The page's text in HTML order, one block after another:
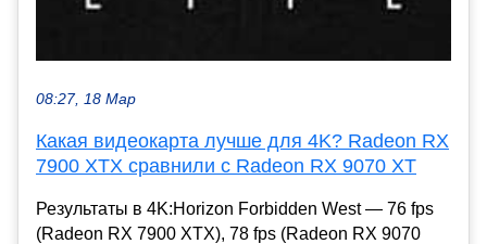
08:27, 18 Мар
Какая видеокарта лучше для 4K? Radeon RX
7900 XTX сравнили с Radeon RX 9070 XT
Результаты в 4K:Horizon Forbidden West — 76 fps
(Radeon RX 7900 XTX), 78 fps (Radeon RX 9070